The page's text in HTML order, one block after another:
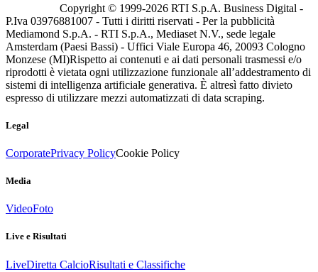
Copyright © 1999-2026 RTI S.p.A. Business Digital -
P.Iva 03976881007 - Tutti i diritti riservati - Per la pubblicità
Mediamond S.p.A. - RTI S.p.A., Mediaset N.V., sede legale
Amsterdam (Paesi Bassi) - Uffici Viale Europa 46, 20093 Cologno
Monzese (MI)Rispetto ai contenuti e ai dati personali trasmessi e/o
riprodotti è vietata ogni utilizzazione funzionale all’addestramento di
sistemi di intelligenza artificiale generativa. È altresì fatto divieto
espresso di utilizzare mezzi automatizzati di data scraping.
Legal
CorporatePrivacy PolicyCookie Policy
Media
VideoFoto
Live e Risultati
LiveDiretta CalcioRisultati e Classifiche